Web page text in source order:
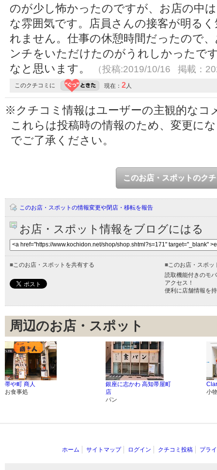
のが少し怖かったのですが、お店の中
な雰囲気です。店員さんの接客が明る
れません。仕事の休憩時間だったので
ンチをいただけたのがうれしかったで
なと思います。
（投稿:2019/10/16 掲載：
このクチコミに 現在： 2 人
※クチコミ情報はユーザーの主観的なコ
これらは投稿時の情報のため、変更に
でご了承ください。
このお店・スポットのク
このお店・スポットの情報変更や閉店・移転を報告
お店・スポット情報をブログにはる
■ このお店・スポットを共有する ■ このお店・スポ
読取機能付きのモ
アクセス！
便利に店舗情報を
周辺のお店・スポット
帯や町 商人
お食事処
銀座に志かわ 高知帯屋町
店
パン
小
ホーム サイトマップ ログイン クチコミ投稿 プラ